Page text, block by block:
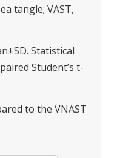
tangle; VAST,
Statistical
Student’s t-
to the VNAST